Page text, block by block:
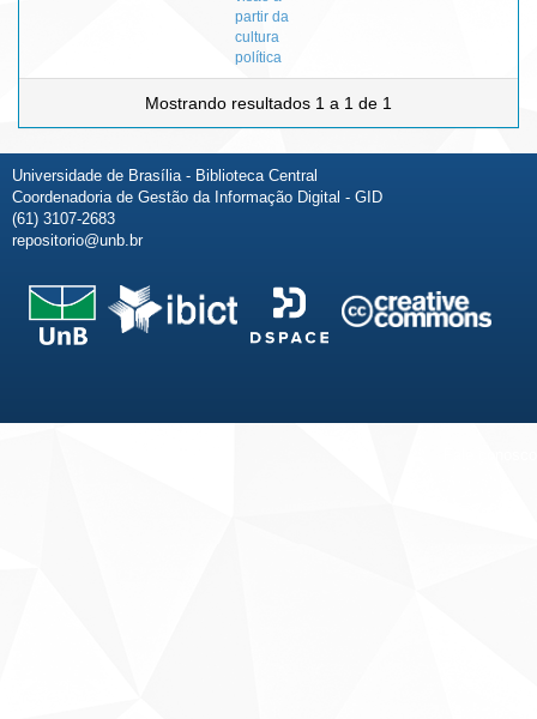
partir da
cultura
política
Mostrando resultados 1 a 1 de 1
Universidade de Brasília - Biblioteca Central
Coordenadoria de Gestão da Informação Digital - GID
(61) 3107-2683
repositorio@unb.br